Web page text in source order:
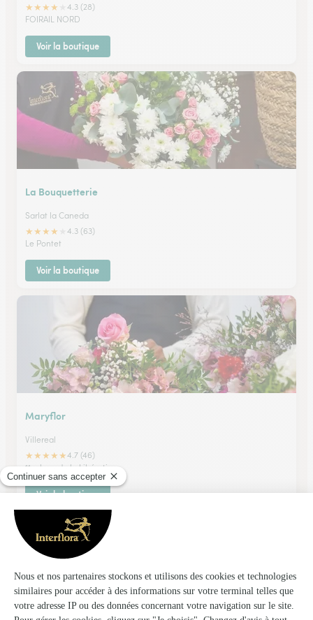
★★★★
4.3 (28)
FOIRAIL NORD
Voir la boutique
La Bouquetterie
Sarlat la Caneda
★★★★
4.3 (63)
Le Pontet
Voir la boutique
Maryflor
Villereal
★★★★★4.7 (46)
11, place de la Libération
Voir la boutique